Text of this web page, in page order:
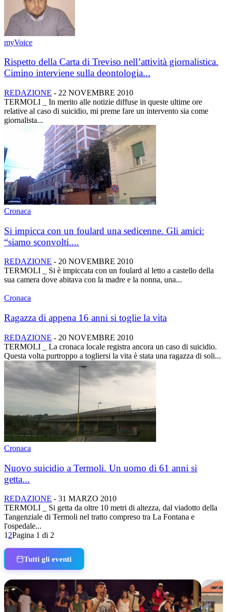
myVoice
Rispetto della Carta di Treviso nell’attività giornalistica.
Cimino interviene sulla deontologia...
REDAZIONE - 22 NOVEMBRE 2010
TERMOLI _ In merito alle notizie diffuse in queste ultime ore
relative al caso di suicidio, mi preme fare un intervento sia come
giornalista...
Cronaca
Si impicca con un foulard una sedicenne. Gli amici:
“siamo sconvolti....
REDAZIONE - 20 NOVEMBRE 2010
TERMOLI _ Si è impiccata con un foulard al letto a castello della
sua camera dove abitava con la madre e la nonna, una...
Cronaca
Ragazza di appena 16 anni si toglie la vita
REDAZIONE - 20 NOVEMBRE 2010
TERMOLI _ La cronaca locale registra ancora un caso di suicidio.
Questa volta purtroppo a togliersi la vita è stata una ragazza di soli...
Cronaca
Nuovo suicidio a Termoli. Un uomo di 61 anni si
getta...
REDAZIONE - 31 MARZO 2010
TERMOLI _ Si getta da oltre 10 metri di altezza, dal viadotto della
Tangenziale di Termoli nel tratto compreso tra La Fontana e
l'ospedale...
1 2Pagina 1 di 2
Tutti gli eventi